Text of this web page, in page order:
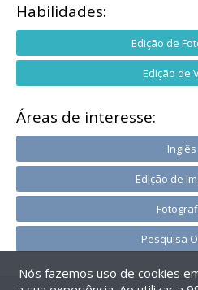
Habilidades:
Edição de
Edição de
Áreas de interesse:
Inglês
Edição de
Pesquisa
Nós fazemos uso de cookies